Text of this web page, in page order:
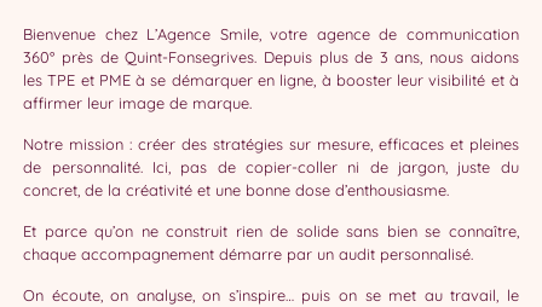
Bienvenue chez L’Agence Smile, votre agence de communication
360° près de Quint-Fonsegrives. Depuis plus de 3 ans, nous aidons
les TPE et PME à se démarquer en ligne, à booster leur visibilité et à
affirmer leur image de marque.
Notre mission : créer des stratégies sur mesure, efficaces et pleines
de personnalité. Ici, pas de copier-coller ni de jargon, juste du
concret, de la créativité et une bonne dose d’enthousiasme.
Et parce qu’on ne construit rien de solide sans bien se connaître,
chaque accompagnement démarre par un audit personnalisé.
On écoute, on analyse, on s’inspire… puis on se met au travail, le